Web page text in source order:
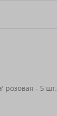
розовая - 5 шт.